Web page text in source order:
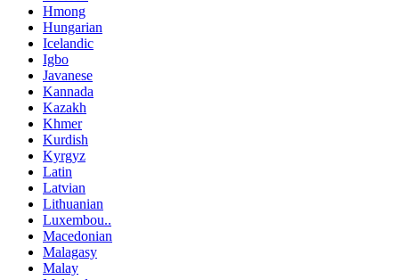
Hmong
Hungarian
Icelandic
Igbo
Javanese
Kannada
Kazakh
Khmer
Kurdish
Kyrgyz
Latin
Latvian
Lithuanian
Luxembou..
Macedonian
Malagasy
Malay